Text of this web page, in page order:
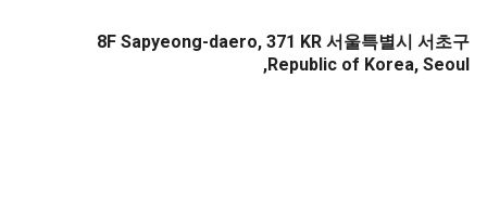
8F Sapyeong-daero, 371 KR 서울특별시 서
Republic of Korea,